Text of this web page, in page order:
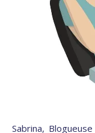
Sabrina,